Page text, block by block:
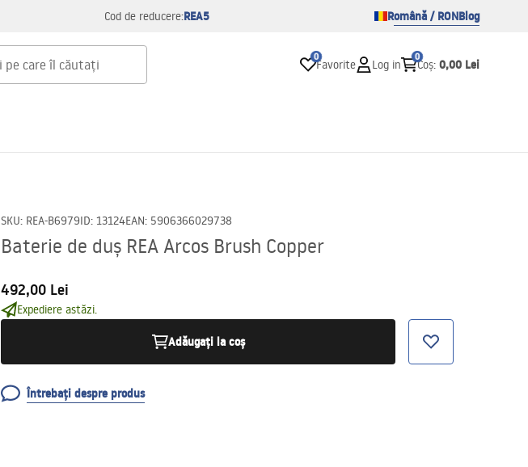
Cod de reducere:REA5 Română / RONBlog
0
Favorite Log in
0
Coș: 0,00 Lei
SKU: REA-B6979ID: 13124EAN: 5906366029738
Baterie de duș REA Arcos Brush Copper
492,00 Lei
Expediere astăzi.
Adăugați la coș
Întrebați despre produs